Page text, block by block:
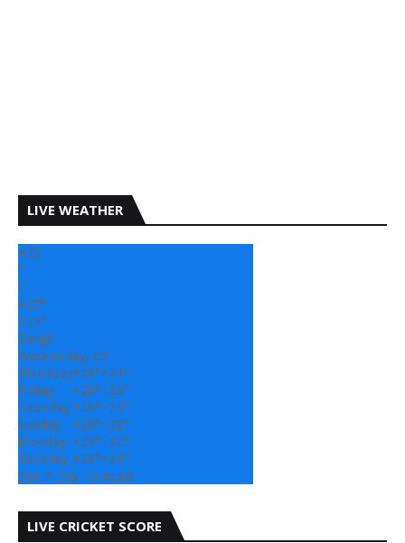
LIVE WEATHER
+25
°
C
+27°
+23°
Sangli
Wednesday, 05
Thursday+28°+23°
Friday
+28°+23°
Saturday +29°+23°
Sunday
+29°+22°
Monday +29°+22°
Tuesday +29°+21°
See 7-Day Forecast
LIVE CRICKET SCORE